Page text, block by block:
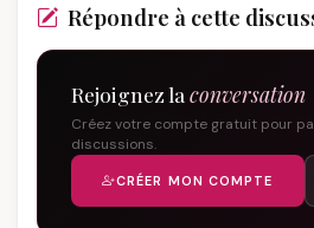
Répondre à cette
Rejoignez la conversation
Créez votre compte gratuit pour
discussions.
CRÉER MON COMPTE